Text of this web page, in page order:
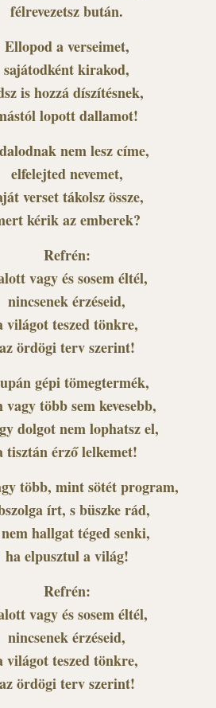
félrevezetsz bután.
Ellopod a verseimet,
sajátodként kirakod,
is hozzá díszítésnek,
lopott dallamot!
nem lesz címe,
elfelejted nevemet,
verset tákolsz össze,
kérik az emberek?
Refrén:
vagy és sosem éltél,
nincsenek érzéseid,
világot teszed tönkre,
az ördögi terv szerint!
gépi tömegtermék,
vagy több sem kevesebb,
dolgot nem lophatsz el,
tisztán érző lelkemet!
több, mint sötét program,
írt, s büszke rád,
hallgat téged senki,
ha elpusztul a világ!
Refrén:
vagy és sosem éltél,
nincsenek érzéseid,
világot teszed tönkre,
az ördögi terv szerint!